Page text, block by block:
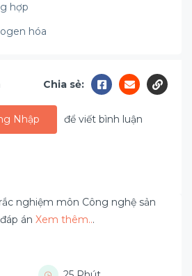
hợp
hóa
Chia sẻ:
Nhập để viết bình luận
nghiệm môn Công nghệ sản
án Xem thêm...